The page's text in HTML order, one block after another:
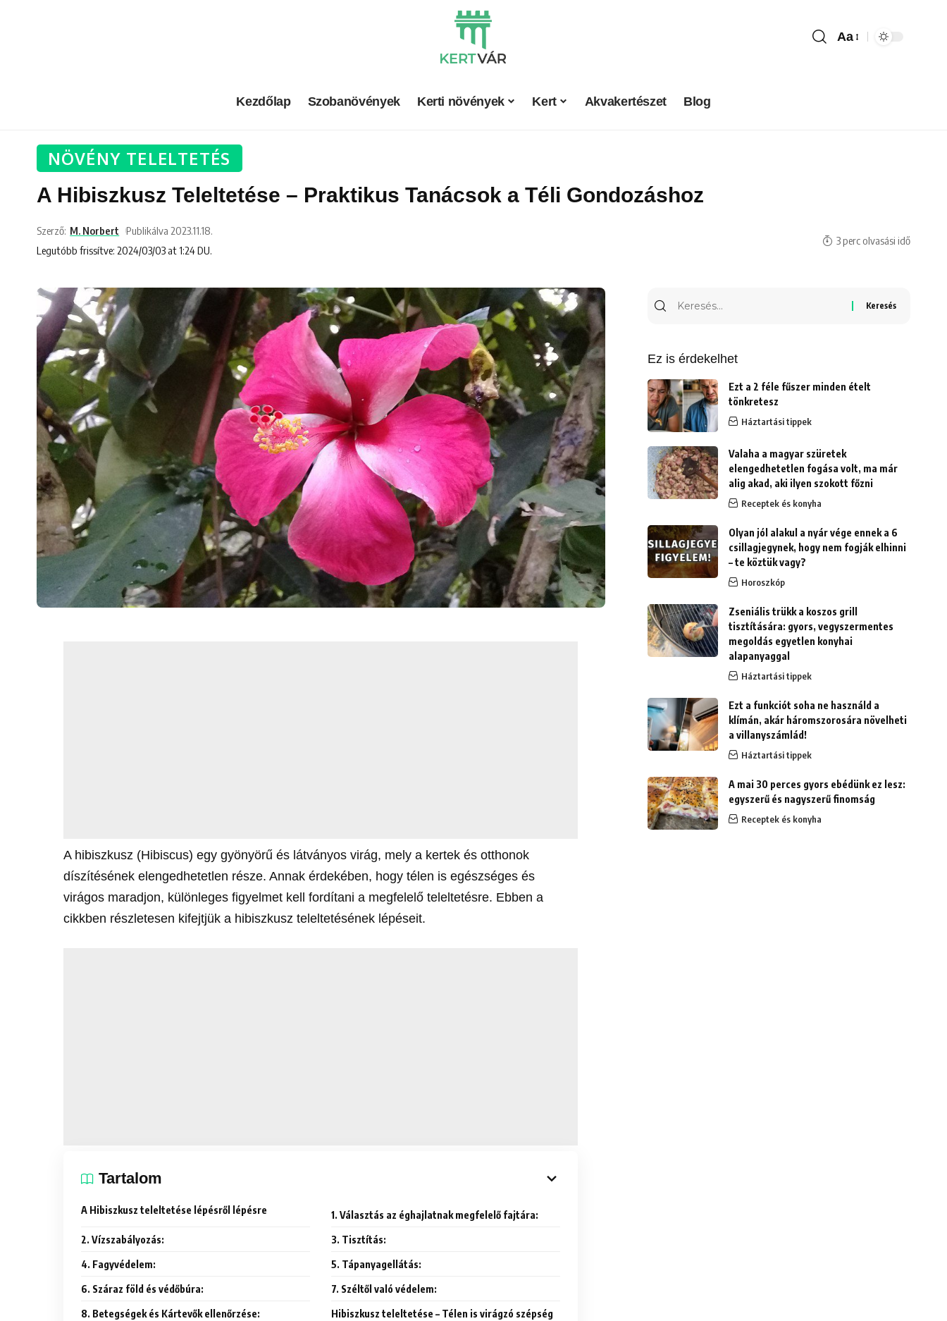
Aa
Kezdőlap Szobanövények Kerti növények Kert Akvakertészet Blog
NÖVÉNY TELELTETÉS
A Hibiszkusz Teleltetése – Praktikus Tanácsok a Téli Gondozáshoz
Legutóbb frissítve: 2024/03/03 at 1:24 DU.
Szerző: M. Norbert Publikálva 2023.11.18.
3 perc olvasási idő
A hibiszkusz (Hibiscus) egy gyönyörű és látványos virág, mely a kertek és otthonok
díszítésének elengedhetetlen része. Annak érdekében, hogy télen is egészséges és
virágos maradjon, különleges figyelmet kell fordítani a megfelelő teleltetésre. Ebben a
cikkben részletesen kifejtjük a hibiszkusz teleltetésének lépéseit.
Tartalom
A Hibiszkusz teleltetése lépésről lépésre 1. Választás az éghajlatnak megfelelő fajtára:
2. Vízszabályozás: 3. Tisztítás:
4. Fagyvédelem: 5. Tápanyagellátás:
6. Száraz föld és védőbúra: 7. Széltől való védelem:
8. Betegségek és Kártevők ellenőrzése: Hibiszkusz teleltetése – Télen is virágzó szépség
Ez is érdekelhet
Ezt a 2 féle fűszer minden ételt
tönkretesz
Háztartási tippek
Valaha a magyar szüretek
elengedhetetlen fogása volt, ma már
alig akad, aki ilyen szokott főzni
Receptek és konyha
Olyan jól alakul a nyár vége ennek a 6
csillagjegynek, hogy nem fogják elhinni
– te köztük vagy?
Horoszkóp
Zseniális trükk a koszos grill
tisztítására: gyors, vegyszermentes
megoldás egyetlen konyhai
alapanyaggal
Háztartási tippek
Ezt a funkciót soha ne használd a
klímán, akár háromszorosára növelheti
a villanyszámlád!
Háztartási tippek
A mai 30 perces gyors ebédünk ez lesz:
egyszerű és nagyszerű finomság
Receptek és konyha